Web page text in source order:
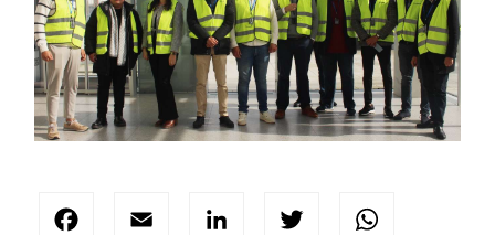
Facebook
Email LinkedInTwitter